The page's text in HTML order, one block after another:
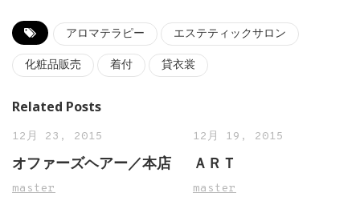
アロマテラピー エステティックサロン
化粧品販売 着付 貸衣裳
Related Posts
12月 23, 2015
オファーズヘアー／本店
master
12月 19, 2015
ＡＲＴ
master